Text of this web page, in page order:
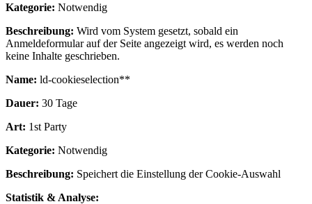
Kategorie: Notwendig
Beschreibung: Wird vom System gesetzt, sobald ein
Anmeldeformular auf der Seite angezeigt wird, es werden noch
keine Inhalte geschrieben.
Name: ld-cookieselection**
Dauer: 30 Tage
Art: 1st Party
Kategorie: Notwendig
Beschreibung: Speichert die Einstellung der Cookie-Auswahl
Statistik & Analyse: